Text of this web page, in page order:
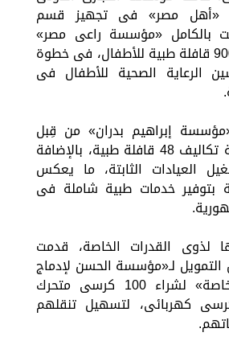
«أهل مصر» فى تجهيز قسم
بالكامل «مؤسسة راعى مصر»
لتغطية تكاليف 900 قافلة طبية للأطفال، فى خطوة
الرعاية الصحية للأطفال فى
إبراهيم بدران» من قِبل
المؤسسة لتغطية تكاليف 48 قافلة طبية، بالإضافة
العيادات الثابتة، ما يعكس
بتوفير خدمات طبية شاملة فى
لذوى القدرات الخاصة، قدمت
التمويل لـ«مؤسسة الحسن لإدماج
ذوى القدرات الخاصة» لشراء 100 كرسى متحرك
و100 كرسى كهربائى، لتسهيل تنقلهم